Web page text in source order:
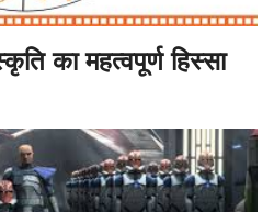
का महत्वपूर्ण हिस्सा